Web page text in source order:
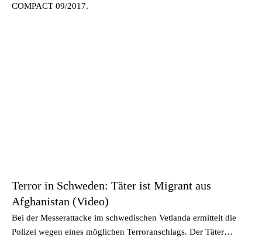
COMPACT 09/2017.
Terror in Schweden: Täter ist Migrant aus
Afghanistan (Video)
Bei der Messerattacke im schwedischen Vetlanda ermittelt die
Polizei wegen eines möglichen Terroranschlags. Der Täter…